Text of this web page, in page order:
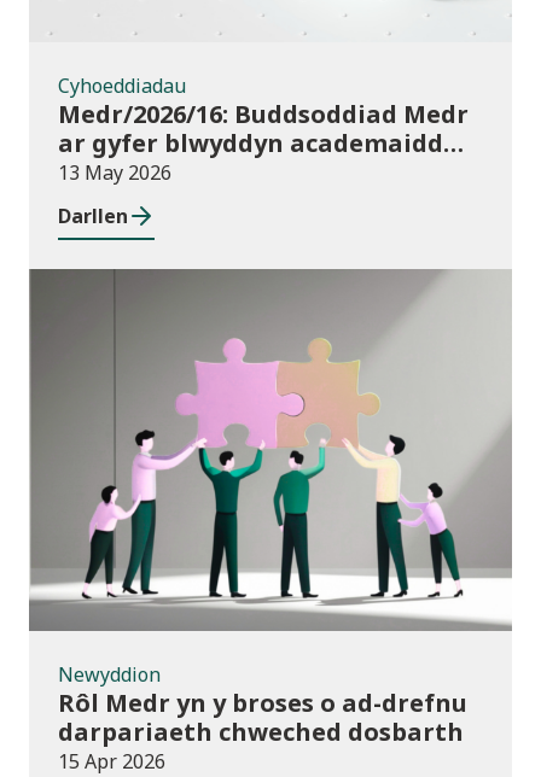
Cyhoeddiadau
Medr/2026/16: Buddsoddiad Medr
ar gyfer blwyddyn academaidd
2026/27
13 May 2026
Darllen
Newyddion
Newyddion
Rôl Medr yn y broses o ad-drefnu
darpariaeth chweched dosbarth
15 Apr 2026